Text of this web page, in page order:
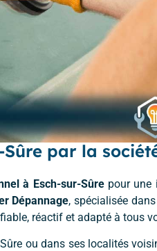
par la
à Esch-sur-Sûrepour une
Dépannage, spécialisée
réactif et adapté à tous
ou dans ses localités